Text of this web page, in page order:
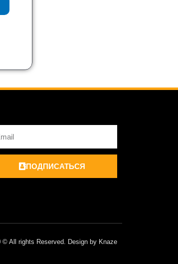
ПОДПИСАТЬСЯ
© All rights Reserved. Design by Knaze